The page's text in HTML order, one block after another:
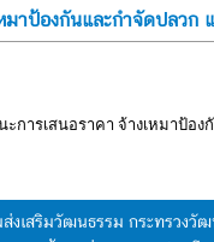
มาป้องกันและกำจัดปลว
การเสนอราคา จ้างเหมาป้อ
งเสริมวัฒนธรรม กระทรวงวั